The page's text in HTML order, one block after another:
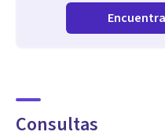
Consultas